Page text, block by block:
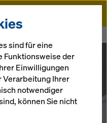
sind für eine
Funktionsweise der
Einwilligungen
Verarbeitung Ihrer
notwendiger
können Sie nicht